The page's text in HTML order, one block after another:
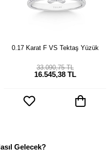
0.17 Karat F VS Tektaş Yüzük
16.545,38 TL
33.090,75 TL
Gelecek?